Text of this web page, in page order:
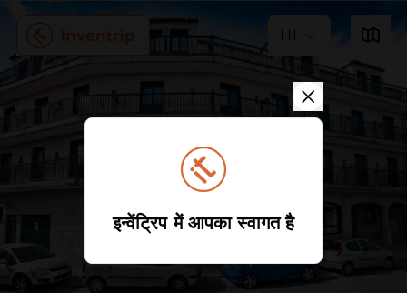
HI
इन्वेंट्रिप में आपका स्वागत है